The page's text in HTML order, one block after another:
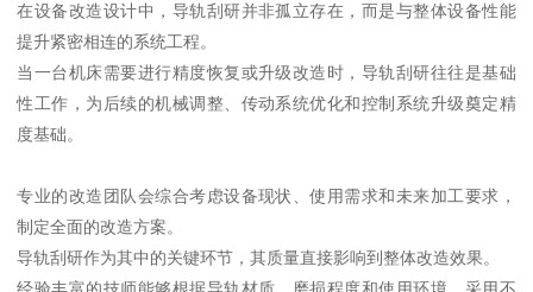
在设备改造设计中，导轨刮研并非孤立存在，而是与整体设备性能
提升紧密相连的系统工程。
当一台机床需要进行精度恢复或升级改造时，导轨刮研往往是基础
性工作，为后续的机械调整、传动系统优化和控制系统升级奠定精
度基础。
专业的改造团队会综合考虑设备现状、使用需求和未来加工要求，
制定全面的改造方案。
导轨刮研作为其中的关键环节，其质量直接影响到整体改造效果。